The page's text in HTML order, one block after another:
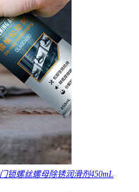
锁螺丝螺母除锈润滑剂450mL